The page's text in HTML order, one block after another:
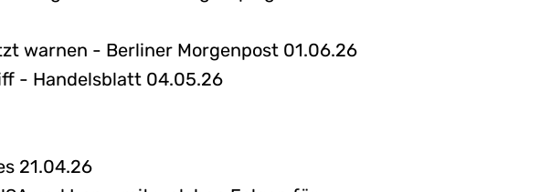
warnen - Berliner Morgenpost 01.06.26
- Handelsblatt 04.05.26
21.04.26